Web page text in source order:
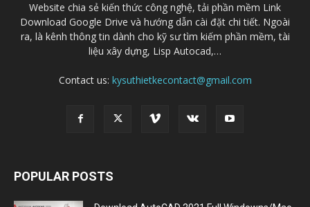
Website chia sẻ kiến thức công nghệ, tải phần mềm Link
Download Google Drive và hướng dẫn cài đặt chi tiết. Ngoài
ra, là kênh thông tin dành cho kỹ sư tìm kiếm phần mềm, tài
liệu xây dựng, Lisp Autocad,…
Contact us: kysuthietkecontact@gmail.com
POPULAR POSTS